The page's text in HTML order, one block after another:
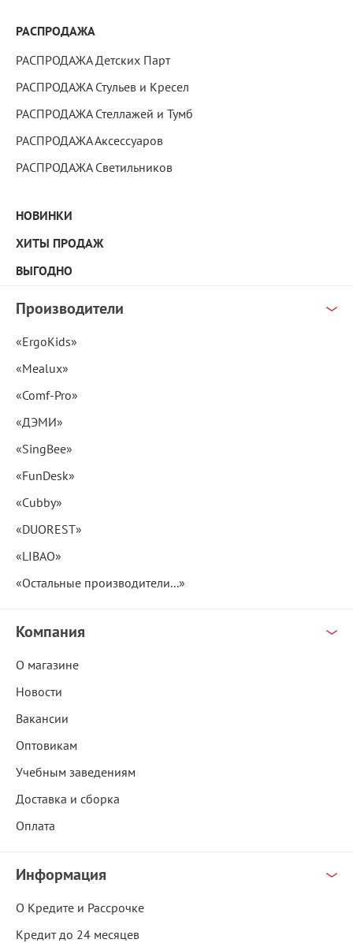
РАСПРОДАЖА
РАСПРОДАЖА Детских Парт
РАСПРОДАЖА Стульев и Кресел
РАСПРОДАЖА Стеллажей и Тумб
РАСПРОДАЖА Аксессуаров
РАСПРОДАЖА Светильников
НОВИНКИ
ХИТЫ ПРОДАЖ
ВЫГОДНО
Производители
«ErgoKids»
«Mealux»
«Comf-Pro»
«ДЭМИ»
«SingBee»
«FunDesk»
«Cubby»
«DUOREST»
«LIBAO»
«Остальные производители...»
Компания
О магазине
Новости
Вакансии
Оптовикам
Учебным заведениям
Доставка и сборка
Оплата
Информация
О Кредите и Рассрочке
Кредит до 24 месяцев